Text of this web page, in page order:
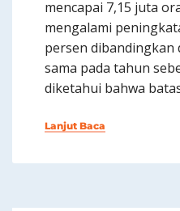
mencapai 7,15 juta
mengalami
persen dibandingkan
sama pada tahun
diketahui bahwa
Lanjut Baca